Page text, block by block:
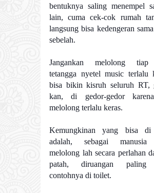
bentuknya saling menempel
lain, cuma cek-cok rumah
langsung bisa kedengeran
sebelah.
Jangankan melolong tiap
tetangga nyetel music terlalu
bisa bikin kisruh seluruh RT,
kan, di gedor-gedor
melolong terlalu keras.
Kemungkinan yang bisa di
adalah, sebagai manusia
melolong lah secara perlahan
patah, diruangan paling
contohnya di toilet.